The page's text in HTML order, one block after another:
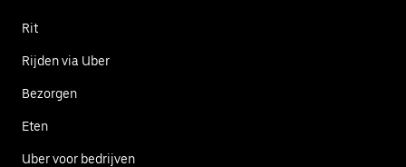
Rit
Rijden via Uber
Bezorgen
Eten
Uber voor bedrijven